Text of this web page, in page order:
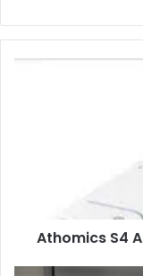
Athomics S4